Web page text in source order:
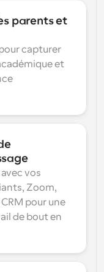
parents et
capturer
et
vos
Zoom,
pour une
de bout en